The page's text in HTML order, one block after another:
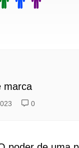
marca
0